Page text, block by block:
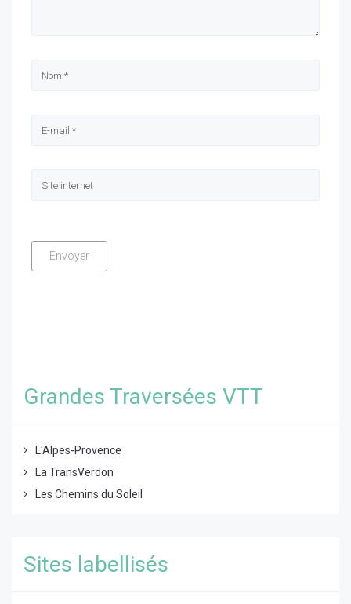
Grandes Traversées VTT
L'Alpes-Provence
La TransVerdon
Les Chemins du Soleil
Sites labellisés